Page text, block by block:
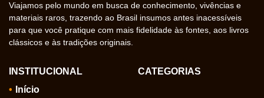
Viajamos pelo mundo em busca de conhecimento, vivências e
materiais raros, trazendo ao Brasil insumos antes inacessíveis
para que você pratique com mais fidelidade às fontes, aos livros
clássicos e às tradições originais.
INSTITUCIONAL
Início
CATEGORIAS